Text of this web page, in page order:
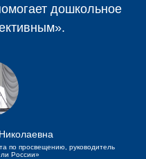
дошкольное
по просвещению, руководитель
России»